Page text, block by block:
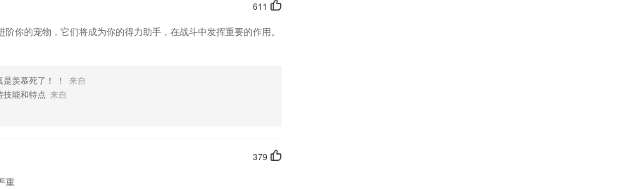
611
你的宠物，它们将成为你的得力助手，在战斗中发挥重要的作用。
羡慕死了！ ！
来自
技能和特点 来自
379
重